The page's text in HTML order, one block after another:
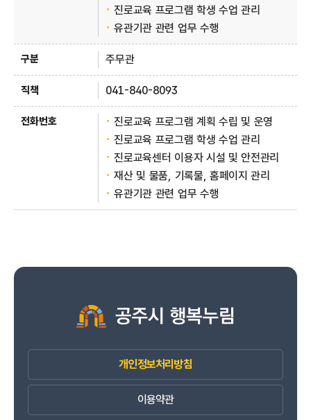
진로교육 프로그램 학생 수업 관리
유관기관 관련 업무 수행
주무관
041-840-8093
진로교육 프로그램 계획 수립 및 운영
진로교육 프로그램 학생 수업 관리
진로교육센터 이용자 시설 및 안전관리
재산 및 물품, 기록물, 홈페이지 관리
유관기관 관련 업무 수행
개인정보처리방침
이용약관